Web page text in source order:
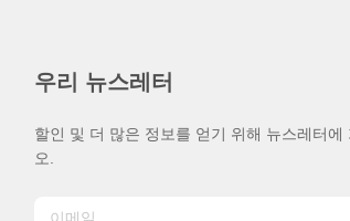
우리 뉴스레터
할인 및 더 많은 정보를 얻기 위해 뉴스레터에
오.